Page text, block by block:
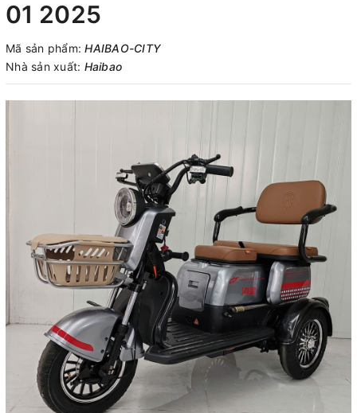
01 2025
Mã sản phẩm:HAIBAO-CITY
Nhà sản xuất: Haibao